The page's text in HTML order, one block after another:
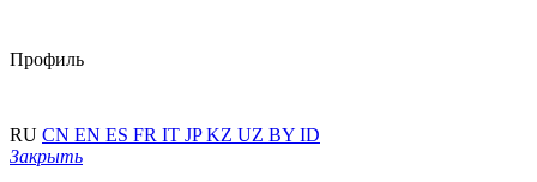
Профиль
RU CN EN ES FR IT JPKZ UZ BY ID
Закрыть